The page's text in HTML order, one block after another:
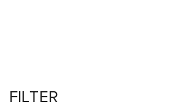
FILTER